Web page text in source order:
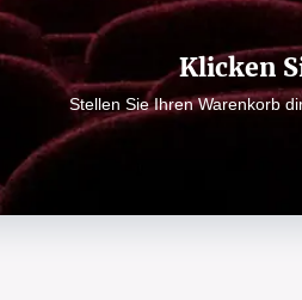
Klicken
Stellen Sie Ihren Warenkorb